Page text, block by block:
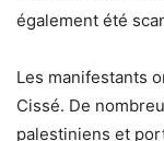
également été
Les manifestants
Cissé. De
palestiniens et